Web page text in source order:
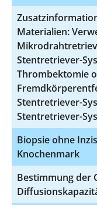
Materialien:
Stentretriever-
Thrombektomie
Stentretriever-
Stentretriever-
Biopsie ohne
Knochenmark
Bestimmung der